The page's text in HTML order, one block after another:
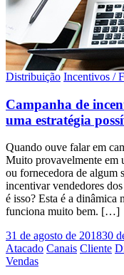
Distribuição Incentivos /
Campanha de
uma estratégia
Quando ouve falar em
Muito provavelmente em
ou fornecedora de algum
incentivar vendedores
é isso? Esta é a dinâmica
funciona muito bem. […]
31 de agosto de 201830
Atacado Canais Cliente
Vendas